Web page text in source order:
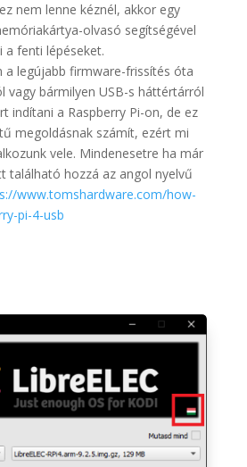
nem lenne kéznél, akkor egy
olvasó segítségével
a fenti lépéseket.
a legújabb firmware-frissítés óta
vagy bármilyen USB-s háttértárról
indítani a Raspberry Pi-on, de ez
megoldásnak számít, ezért mi
vele. Mindenesetre ha már
található hozzá az angol nyelvű
www.tomshardware.com/how-
pi-4-usb